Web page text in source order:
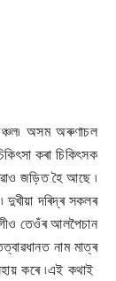
অসম অৰুণাচল
কৰা চিকিৎসক
জড়িত হৈ আছে ৷
দুখীয়া দৰিদ্ৰ সকলৰ
তেওঁৰ আলপৈচান
নাম মাত্ৰ
কৰে ৷এই কথাই